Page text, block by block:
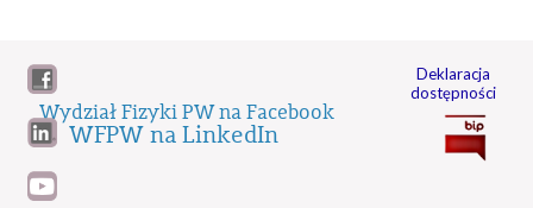
Wydział Fizyki PW na Facebook
WFPW na LinkedIn
Deklaracja
dostępności